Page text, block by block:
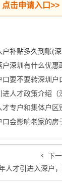
点击申请入口>>
补贴多久到账(深圳入
深圳有什么优惠政策（
要不要转深圳户口（
人才政策介绍（深圳户
专户和集体户区别
会影响老家的房子吗
下
人才引进入深户